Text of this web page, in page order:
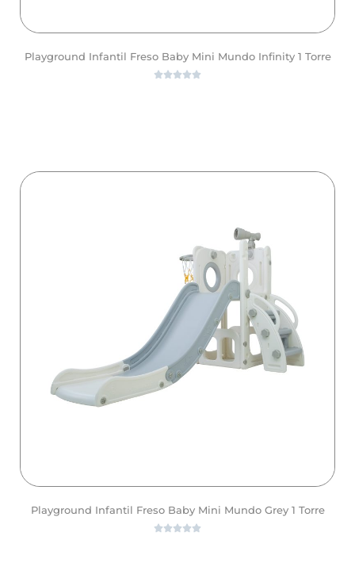
Playground Infantil Freso Baby Mini Mundo Infinity 1 Torre

Playground Infantil Freso Baby Mini Mundo Grey 1 Torre
